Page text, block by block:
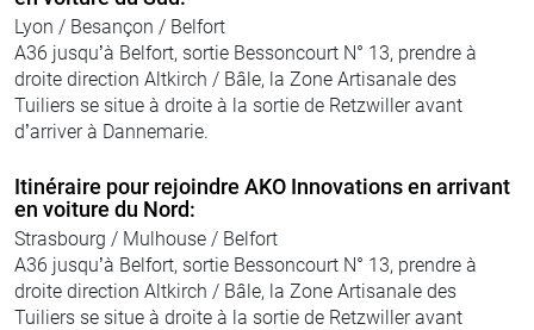
Lyon / Besançon / Belfort
A36 jusqu’à Belfort, sortie Bessoncourt N° 13, prendre à
droite direction Altkirch / Bâle, la Zone Artisanale des
Tuiliers se situe à droite à la sortie de Retzwiller avant
d’arriver à Dannemarie.
Itinéraire pour rejoindre AKO Innovations en arrivant
en voiture du Nord:
Strasbourg / Mulhouse / Belfort
A36 jusqu’à Belfort, sortie Bessoncourt N° 13, prendre à
droite direction Altkirch / Bâle, la Zone Artisanale des
Tuiliers se situe à droite à la sortie de Retzwiller avant